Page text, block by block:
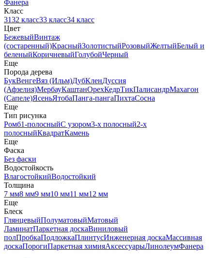
Фанера
Класс
3132 класс33 класс34 класс
Цвет
БежевыйВинтаж
(состаренный)КрасныйЗолотистыйРозовыйЖелтыйБелый и
беленыйКоричневыйГолубойЧерный
Еще
Порода дерева
БукВенгеВяз (Ильм)ДубКленДуссия
(Афзелия)МербауКаштанОрехКедрТикПалисандрМахагон
(Сапеле)ЯсеньЯтобаПанга-пангаПихтаСосна
Еще
Тип рисунка
Ромб1-полосныйС узором3-х полосный2-х
полосныйКвадратКамень
Еще
Фаска
Без фаски
Водостойкость
ВлагостойкийВодостойкий
Толщина
7 мм8 мм9 мм10 мм11 мм12 мм
Еще
Блеск
ГлянцевыйПолуматовыйМатовый
ЛаминатПаркетная доскаВиниловый
полПробкаПодложкаПлинтусИнженерная доскаМассивная
доскаПорогиПаркетная химияАксессуарыЛинолеумФанера